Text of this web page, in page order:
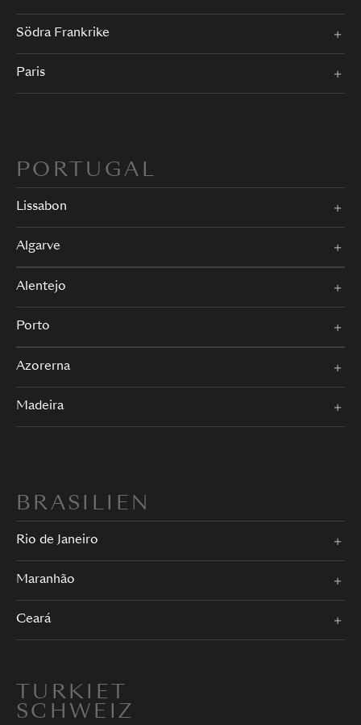
Södra Frankrike
Paris
PORTUGAL
Lissabon
Algarve
Alentejo
Porto
Azorerna
Madeira
BRASILIEN
Rio de Janeiro
Maranhão
Ceará
TURKIET
SCHWEIZ